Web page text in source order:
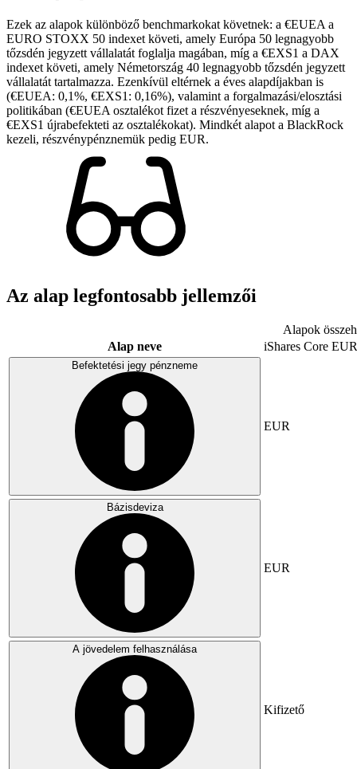
Ezek az alapok különböző benchmarkokat követnek: a €EUEA a
EURO STOXX 50 indexet követi, amely Európa 50 legnagyobb
tőzsdén jegyzett vállalatát foglalja magában, míg a €EXS1 a DAX
indexet követi, amely Németország 40 legnagyobb tőzsdén jegyzett
vállalatát tartalmazza. Ezenkívül eltérnek a éves alapdíjakban is
(€EUEA: 0,1%, €EXS1: 0,16%), valamint a forgalmazási/elosztási
politikában (€EUEA osztalékot fizet a részvényeseknek, míg a
€EXS1 újrabefekteti az osztalékokat). Mindkét alapot a BlackRock
kezeli, részvénypénznemük pedig EUR.
Az alap legfontosabb jellemzői
Alapok
Alap neve
iShares Core
Befektetési jegy pénzneme
EUR
Bázisdeviza
EUR
A jövedelem felhasználása
Kifizető